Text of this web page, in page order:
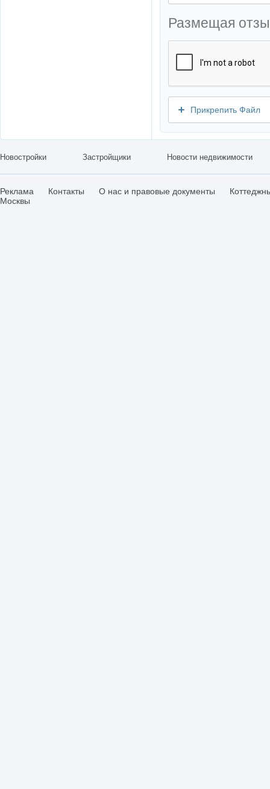
Размещая
Прикрепить Файл
Новостройки Застройщики Новости недвижимости
Реклама Контакты О нас и правовые документы
Москвы